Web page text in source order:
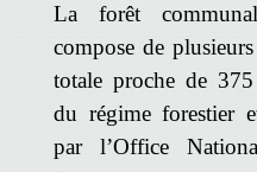
La forêt
compose de
totale proche de
du régime forestier
par l’Office